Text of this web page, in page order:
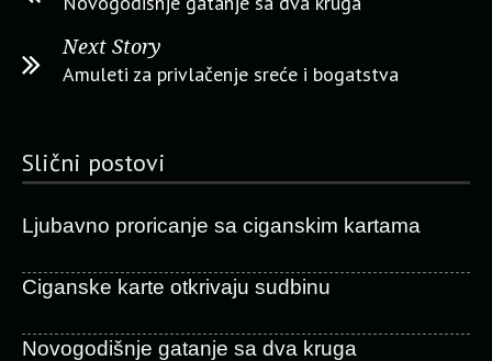
Next Story
Amuleti za privlačenje sreće i bogatstva
Slični postovi
Ljubavno proricanje sa ciganskim kartama
Ciganske karte otkrivaju sudbinu
Novogodišnje gatanje sa dva kruga